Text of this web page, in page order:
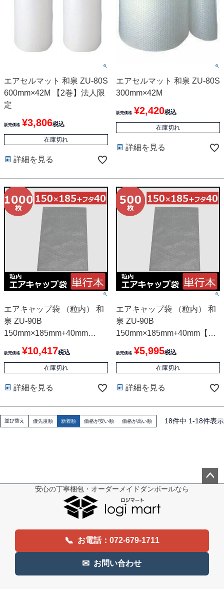
エアセルマット 和泉 ZU-80S
600mm×42M 【2巻】法人限
定
販売価格 ¥3,806税込
在庫切れ
詳細を見る
エアセルマット 和泉 ZU-80S
300mm×42M
販売価格 ¥2,420税込
在庫切れ
詳細を見る
エアキャップ袋 （粒内） 和
泉 ZU-90B
150mm×185mm+40mm
販売価格 ¥10,417税込
在庫切れ
詳細を見る
エアキャップ袋 （粒内） 和
泉 ZU-90B
150mm×185mm+40mm【50
販売価格 ¥5,995税込
在庫切れ
詳細を見る
並び替え 優先度順 新着順 価格が安い順 価格が高い順 18件中 1-18件表示
安心の丁寧梱包・オーダーメイドダンボールなら
📞 お電話：072-679-1711
✉ お問い合わせ